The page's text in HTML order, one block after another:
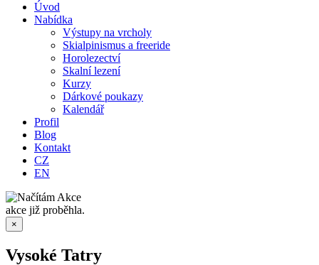
Úvod
Nabídka
Výstupy na vrcholy
Skialpinismus a freeride
Horolezectví
Skalní lezení
Kurzy
Dárkové poukazy
Kalendář
Profil
Blog
Kontakt
CZ
EN
akce již proběhla.
×
Vysoké Tatry